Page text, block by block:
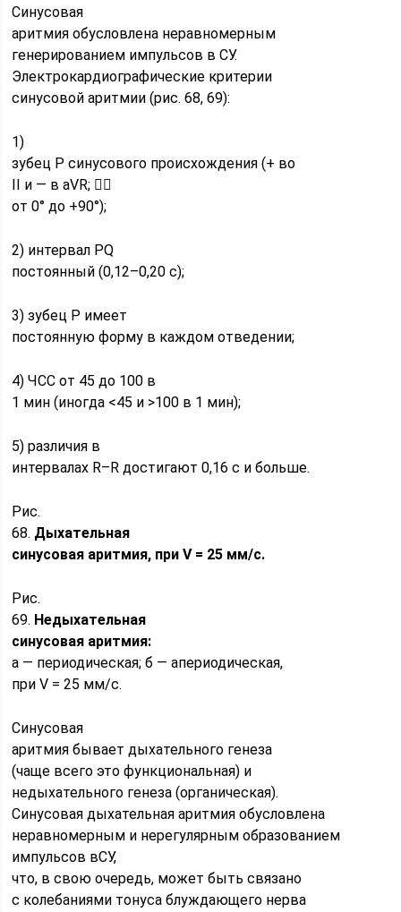
Синусовая
аритмия обусловлена неравномерным
генерированием импульсов в СУ.
Электрокардиографические критерии
синусовой аритмии (рис. 68, 69):
1)
зубец Р синусового происхождения (+ во
II и — в aVR; 
от 0° до +90°);
2) интервал PQ
постоянный (0,12–0,20 с);
3) зубец Р имеет
постоянную форму в каждом отведении;
4) ЧСС от 45 до 100 в
1 мин (иногда <45 и >100 в 1 мин);
5) различия в
интервалах R–R достигают 0,16 с и больше.
Рис.
68. Дыхательная
синусовая аритмия, при V = 25 мм/с.
Рис.
69. Недыхательная
синусовая аритмия:
а — периодическая; б — апериодическая,
при V = 25 мм/с.
Синусовая
аритмия бывает дыхательного генеза
(чаще всего это функциональная) и
недыхательного генеза (органическая).
Синусовая дыхательная аритмия обусловлена
неравномерным и нерегулярным образованием
импульсов вСУ,
что, в свою очередь, может быть связано
с колебаниями тонуса блуждающего нерва